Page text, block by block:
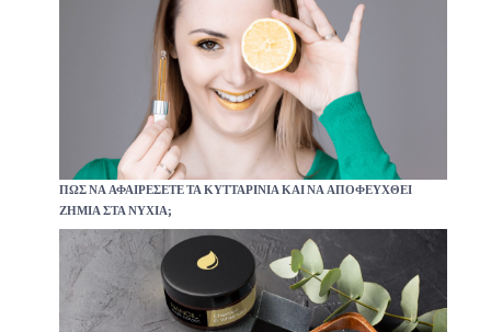
ΠΏΣ ΝΑ ΑΦΑΙΡΈΣΕΤΕ ΤΑ ΚΥΤΤΑΡΊΝΙΑ ΚΑΙ ΝΑ ΑΠΟΦΕΥΧΘΕΊ
ΖΗΜΙΆ ΣΤΑ ΝΎΧΙΑ;